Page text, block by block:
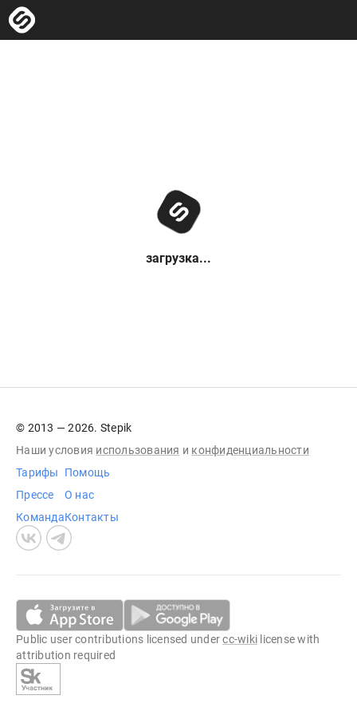
загрузка...
© 2013 — 2026. Stepik
Наши условия использования и конфиденциальности
Тарифы
Прессе
Команда
Помощь
О нас
Контакты
Public user contributions licensed undercc-wiki license with
attribution required